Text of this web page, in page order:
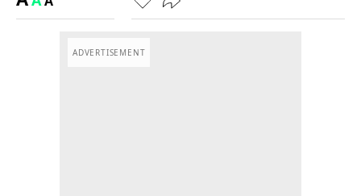
ADVERTISEMENT